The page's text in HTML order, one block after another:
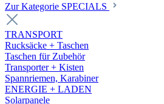
Zur Kategorie SPECIALS
TRANSPORT
Rucksäcke + Taschen
Taschen für Zubehör
Transporter + Kisten
Spannriemen, Karabiner
ENERGIE + LADEN
Solarpanele